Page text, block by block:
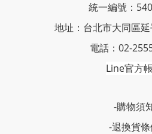
統一編號：
地址：台北市大同區
電話：02-
Line官方
-購物須
-退換貨